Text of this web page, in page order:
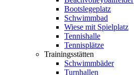
Bootslegeplatz
Schwimmbad
Wiese mit Spielplatz
Tennishalle
Tennisplätze
Trainingsstätten
Schwimmbäder
Turnhallen